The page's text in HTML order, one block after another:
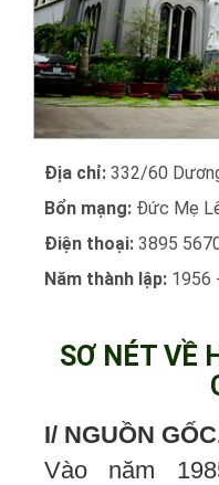
Địa chỉ: 332/60
Bổn mạng: Đức Mẹ
Điện thoại: 3895
Năm thành lập: 1956
SƠ NÉT VỀ
I/ NGUỒN
Vào năm